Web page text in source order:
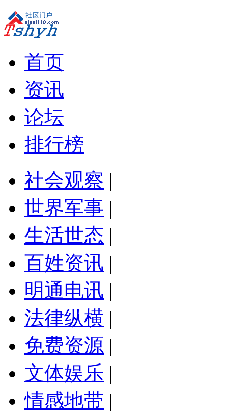
首页
资讯
论坛
排行榜
社会观察 |
世界军事 |
生活世态 |
百姓资讯 |
明通电讯 |
法律纵横 |
免费资源 |
文体娱乐 |
情感地带 |